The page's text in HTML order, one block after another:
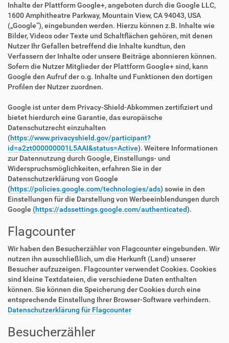
Inhalte der Plattform Google+, angeboten durch die Google LLC,
1600 Amphitheatre Parkway, Mountain View, CA 94043, USA
(„Google“), eingebunden werden. Hierzu können z.B. Inhalte wie
Bilder, Videos oder Texte und Schaltflächen gehören, mit denen
Nutzer Ihr Gefallen betreffend die Inhalte kundtun, den
Verfassern der Inhalte oder unsere Beiträge abonnieren können.
Sofern die Nutzer Mitglieder der Plattform Google+ sind, kann
Google den Aufruf der o.g. Inhalte und Funktionen den dortigen
Profilen der Nutzer zuordnen.
Google ist unter dem Privacy-Shield-Abkommen zertifiziert und
bietet hierdurch eine Garantie, das europäische
Datenschutzrecht einzuhalten
(https://www.privacyshield.gov/participant?
id=a2zt000000001L5AAI&status=Active). Weitere Informationen
zur Datennutzung durch Google, Einstellungs- und
Widerspruchsmöglichkeiten, erfahren Sie in der
Datenschutzerklärung von Google
(https://policies.google.com/technologies/ads) sowie in den
Einstellungen für die Darstellung von Werbeeinblendungen durch
Google (https://adssettings.google.com/authenticated).
Flagcounter
Wir haben den Besucherzähler von Flagcounter eingebunden. Wir
nutzen ihn ausschließlich, um die Herkunft (Land) unserer
Besucher aufzuzeigen. Flagcounter verwendet Cookies. Cookies
sind kleine Textdateien, die verschiedene Daten enthalten
können. Sie können die Speicherung der Cookies durch eine
entsprechende Einstellung Ihrer Browser-Software verhindern.
Datenschutzerklärung für Flagcounter
Besucherzähler